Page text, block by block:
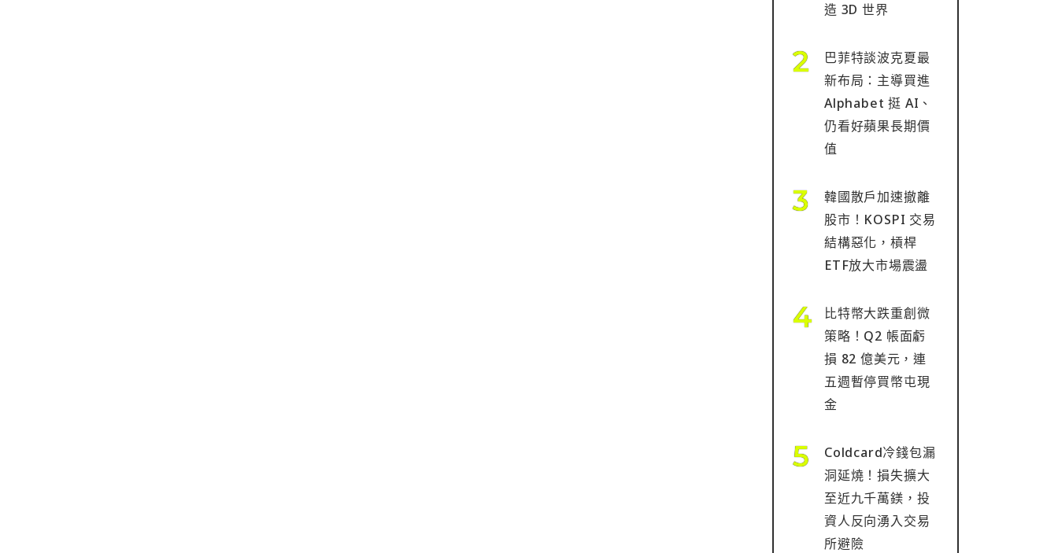
造 3D 世界
巴菲特談波克夏最
新布局：主導買進
Alphabet 挺 AI、
仍看好蘋果長期價
值
韓國散戶加速撤離
股市！KOSPI 交易
結構惡化，槓桿
ETF放大市場震盪
比特幣大跌重創微
策略！Q2 帳面虧
損 82 億美元，連
五週暫停買幣屯現
金
Coldcard冷錢包漏
洞延燒！損失擴大
至近九千萬鎂，投
資人反向湧入交易
所避險